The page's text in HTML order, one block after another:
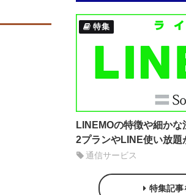
特集
LINEMOの特徴や細か
2プランやLINE使い放題
通信サービス
特集記事